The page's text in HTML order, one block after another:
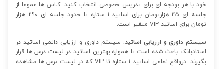
خود با هر بودجه ای برای تدریس خصوصی انتخاب کنید. کلاس ها عموما از
جلسه ای 45 هزارتومان برای اساتید 1 ستاره تا حدود جلسه ای 290 هزار
تومان برای اساتید VIP متغیر است.
سیستم داوری و ارزیابی اساتید: سیستم داوری و ارزیابی دائمی اساتید در
استادبانک باعث شده است تا همواره بهترین اساتید در لیست درس ها قرار
بگیرند. درواقع تمامی اساتید 1 ستاره تا VIP که در لیست درس ها مشاهده